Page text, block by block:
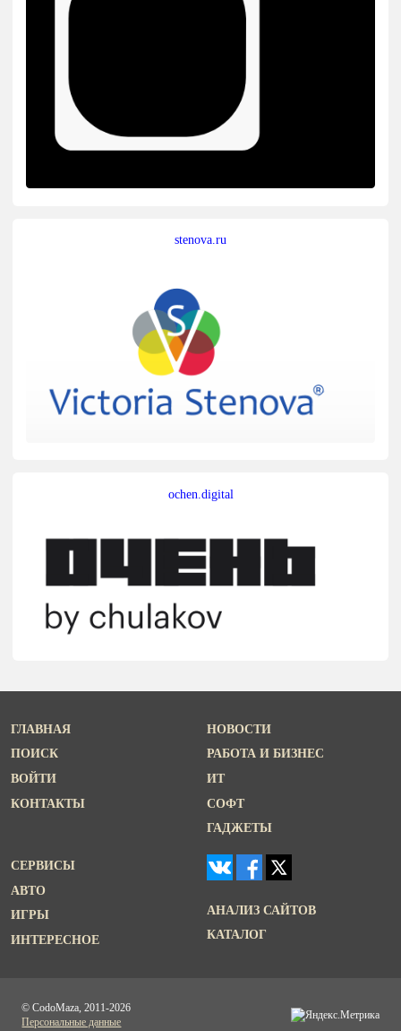
stenova.ru
ochen.digital
ГЛАВНАЯ
ПОИСК
ВОЙТИ
КОНТАКТЫ
НОВОСТИ
РАБОТА И БИЗНЕС
ИТ
СОФТ
ГАДЖЕТЫ
СЕРВИСЫ
АВТО
ИГРЫ
ИНТЕРЕСНОЕ
АНАЛИЗ САЙТОВ
КАТАЛОГ
© CodoMaza, 2011-2026
Персональные данные